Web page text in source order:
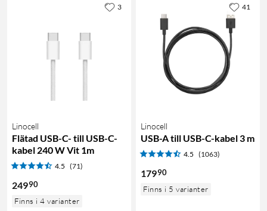
Linocell
Flätad USB-C- till USB-C-
kabel 240 W Vit 1m
4.5 (71)
24990
Finns i 4 varianter
3
Linocell
USB-A till USB-C-kabel 3 m
4.5 (1063)
17990
Finns i 5 varianter
41